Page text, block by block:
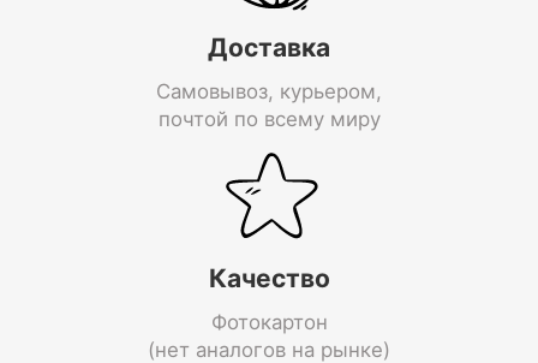
Доставка
Самовывоз, курьером,
почтой по всему миру
Качество
Фотокартон
(нет аналогов на рынке)